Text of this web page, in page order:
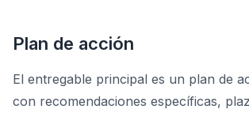
Plan de acción
El entregable principal es un plan de
con recomendaciones específicas,